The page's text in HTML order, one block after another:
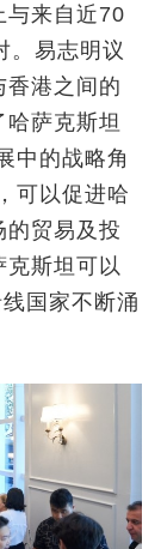
与来自近70
。易志明议
香港之间的
萨克斯坦
中的战略角
可以促进哈
的贸易及投
克斯坦可以
国家不断涌